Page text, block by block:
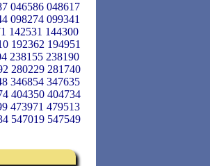
046586 048617
098274 099341
142531 144300
192362 194951
238155 238190
280229 281740
346854 347635
404350 404734
473971 479513
547019 547549